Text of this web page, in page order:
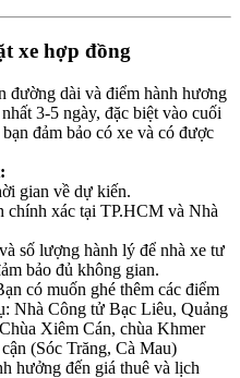
xe hợp đồng
đường dài và điểm hành hương
3-5 ngày, đặc biệt vào cuối
đảm bảo có xe và có được
gian về dự kiến.
chính xác tại TP.HCM và Nhà
số lượng hành lý để nhà xe tư
bảo đủ không gian.
có muốn ghé thêm các điểm
Nhà Công tử Bạc Liêu, Quảng
Xiêm Cán, chùa Khmer
(Sóc Trăng, Cà Mau)
hưởng đến giá thuê và lịch